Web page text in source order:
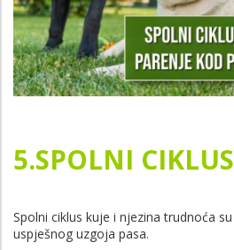
5.SPOLNI
Spolni ciklus kuje i njezina trudnoća
uspješnog uzgoja pasa.